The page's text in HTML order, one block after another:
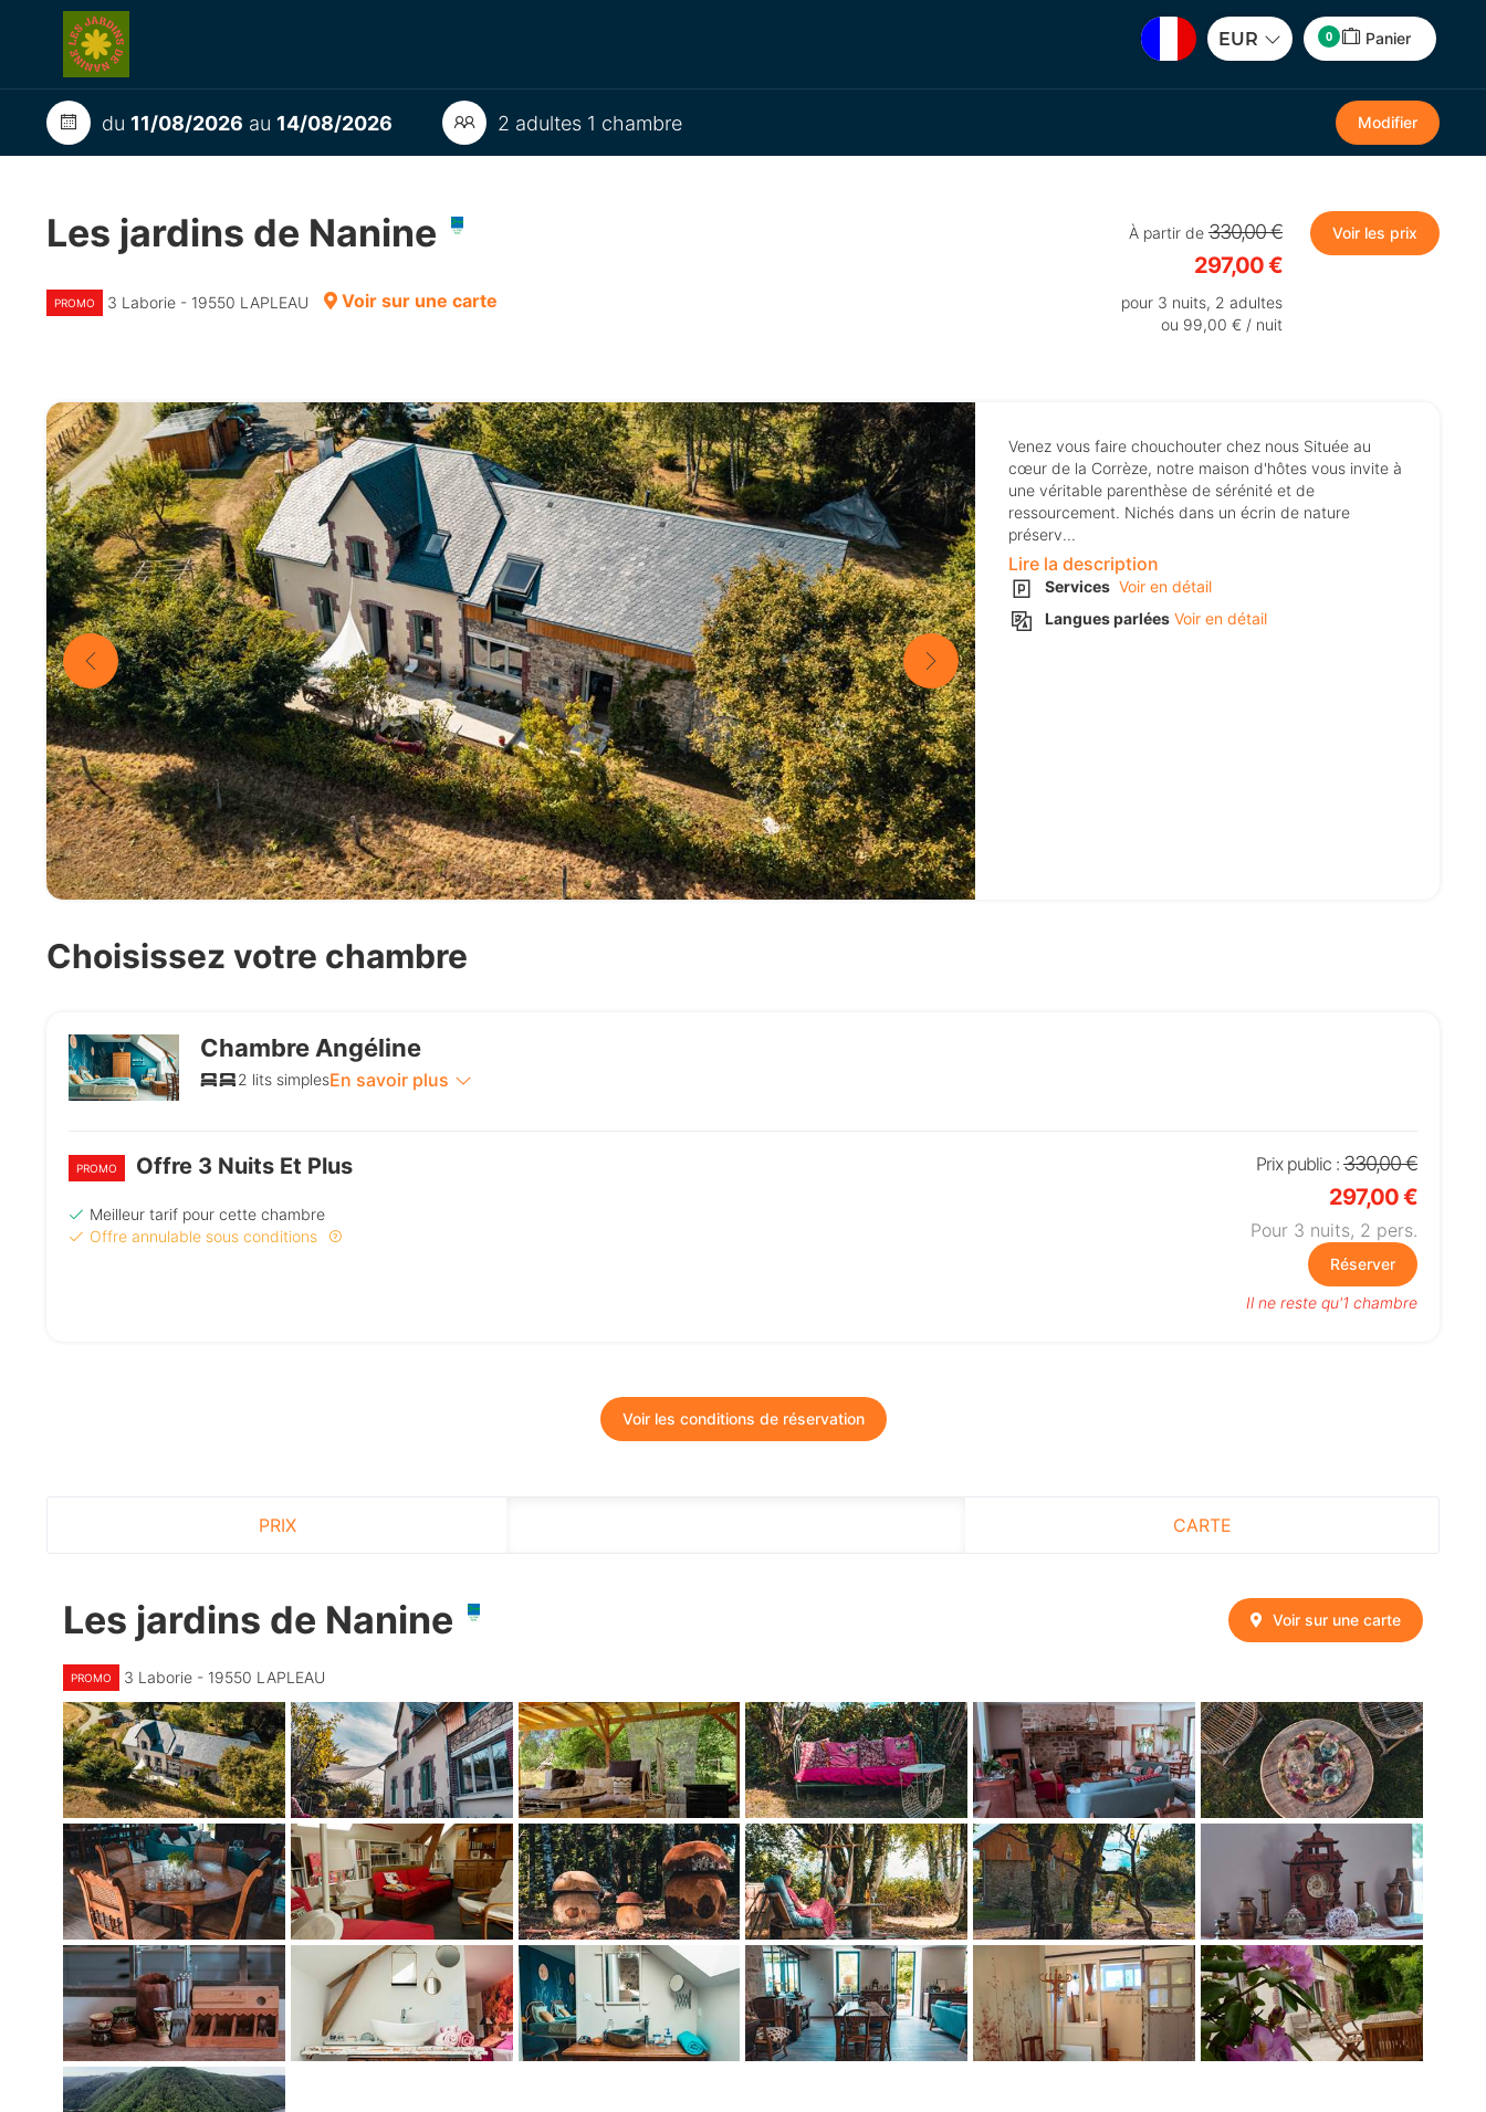
EUR 0 Panier
du 11/08/2026 au 14/08/2026 2 adultes 1 chambre Modifier
Les jardins de Nanine
PROMO 3 Laborie - 19550 LAPLEAU Voir sur une carte
À partir de 330,00 €
297,00 €
pour 3 nuits, 2 adultes
ou 99,00 € / nuit
Voir les prix
Venez vous faire chouchouter chez nous Située au
cœur de la Corrèze, notre maison d'hôtes vous invite à
une véritable parenthèse de sérénité et de
ressourcement. Nichés dans un écrin de nature
préserv...
Lire la description
Services Voir en détail
Langues parlées Voir en détail
Choisissez votre chambre
Chambre Angéline
2 lits simplesEn savoir plus
PROMO Offre 3 Nuits Et Plus
Meilleur tarif pour cette chambre
Offre annulable sous conditions
Prix public : 330,00 €
297,00 €
Pour 3 nuits, 2 pers.
Réserver
Il ne reste qu'1 chambre
Voir les conditions de réservation
PRIX CARTE
Les jardins de Nanine
PROMO 3 Laborie - 19550 LAPLEAU
Voir sur une carte